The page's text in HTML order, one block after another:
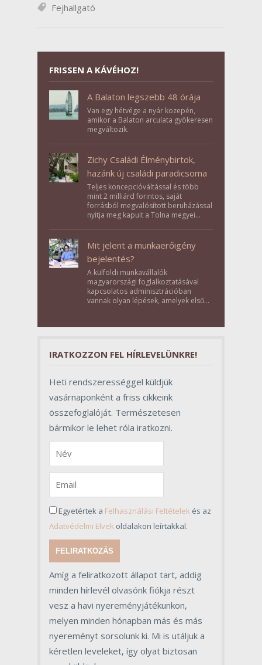
Fejhallgató
FRISSEN A KÁVÉHOZ!
A Balaton legszebb 48 órája
Van egy hétvége a nyár közepén,
amikor a Balaton arculata gyökeresen
megváltozik.
Zichy Családi Élménybirtok,
hazánk új családi paradicsoma
Teljes koncepcióváltással és több
mint 2 milliárd forintos, saját
forrásból megvalósított beruházással
nyitja meg kapuit a Tolna megyei
Mit jelent a munkaerőigény
bejelentés?
A külföldi munkavállalók
magyarországi foglalkoztatásával
kapcsolatos adminisztrációban
vannak olyan lépések, amelyek első
szerepet töltenek be az egész
IRATKOZZON FEL HÍRLEVELÜNKRE!
Heti rendszerességgel küldjük
vasárnaponként a friss cikkeink
összefoglalóját. Természetesen
bármikor le lehet róla iratkozni.
Egyetértek a Felhasználási Feltételek és az
Adatvédelmi Elvek oldalakon leírtakkal.
FELIRATKOZÁS
Amíg a feliratkozott állapot tart, addig
minden hírlevél olvasónk fiókja részt
vesz a havi nyereményjátékunkon,
melyen minden hónapban más és más
nyereményt sorsolunk ki. Mi is utáljuk a
kéretlen leveleket, így olyat biztosan